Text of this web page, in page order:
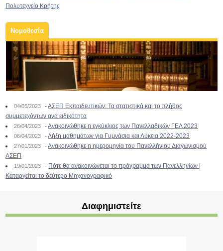
Πολυτεχνείο Κρήτης
Νομοθεσία
04/05/2023 -ΑΣΕΠ Εκπαιδευτικών: Τα στατιστικά και το πλήθος
συμμετεχόντων ανά ειδικότητα
26/04/2023 -Ανακοινώθηκε η εγκύκλιος των Πανελλαδικών ΓΕΛ 2023
06/04/2023 -Λήξη μαθημάτων για Γυμνάσια και Λύκεια 2022-2023
27/01/2023 -Ανακοινώθηκε η ημερομηνία του Πανελλήνιου Διαγωνισμού
ΑΣΕΠ
19/01/2023 - Πότε θα ανακοινώνεται το πρόγραμμα των Πανελληνίων |
Καταργείται το δεύτερο Μηχανογραφικό
Διαφημιστείτε